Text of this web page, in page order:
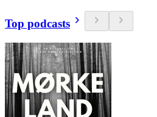
Top podcasts